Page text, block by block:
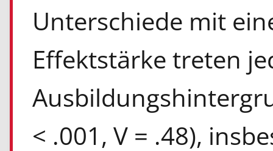
Unterschiede mit
Effektstärke treten
< .001, V = .48),